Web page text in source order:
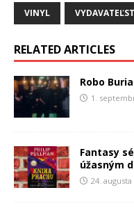
VINYL
RELATED ARTICLES
Robo
1.
Fantasy
úžasným
24. augusta